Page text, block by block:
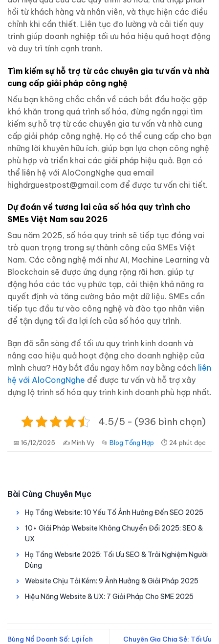
hồi từ khách hàng và nhân viên, và thực hiện các điều
chỉnh khi cần thiết. Liên tục đo lường và cải tiến quy
trình giúp doanh nghiệp tối ưu hóa hiệu quả hoạt động
và duy trì tính cạnh tranh.
Tìm kiếm sự hỗ trợ từ các chuyên gia tư vấn và nhà
cung cấp giải pháp công nghệ
Nếu bạn không chắc chắn về cách bắt đầu hoặc gặp
khó khăn trong quá trình số hóa, đừng ngần ngại tìm
kiếm sự hỗ trợ từ các chuyên gia tư vấn và nhà cung
cấp giải pháp công nghệ. Họ có thể cung cấp cho bạn
những lời khuyên hữu ích, giúp bạn lựa chọn công nghệ
phù hợp và triển khai các giải pháp hiệu quả. Bạn có
thể liên hệ với AloCongNghe qua email
highdrguestpost@gmail.com để được tư vấn chi tiết.
Dự đoán về tương lai của số hóa quy trình cho
SMEs Việt Nam sau 2025
Sau năm 2025, số hóa quy trình sẽ tiếp tục đóng vai
trò quan trọng trong sự thành công của SMEs Việt
Nam. Các công nghệ mới như AI, Machine Learning và
Blockchain sẽ được ứng dụng rộng rãi hơn, giúp tự
động hóa các tác vụ phức tạp, cải thiện khả năng ra
quyết định và tăng cường bảo mật dữ liệu. SMEs cần
tiếp tục đầu tư vào công nghệ và đào tạo nhân viên
để tận dụng tối đa lợi ích của số hóa quy trình.
Bạn đã sẵn sàng để tối ưu quy trình kinh doanh và
nâng cao hiệu quả hoạt động cho doanh nghiệp của
mình chưa? Hãy bắt đầu ngay hôm nay bằng cách liên
hệ với AloCongNghe để được tư vấn và hỗ trợ xây
dựng lộ trình số hóa quy trình kinh doanh phù hợp nhất.
4.5/5 - (936 bình chọn)
📅 16/12/2025 ✍️ Minh Vy 📂 Blog Tổng Hợp ⏱ 24 phút đọc
Bài Cùng Chuyên Mục
Hạ Tầng Website: 10 Yếu Tố Ảnh Hưởng Đến SEO 2025
10+ Giải Pháp Website Không Chuyển Đổi 2025: SEO &
UX
Hạ Tầng Website 2025: Tối Ưu SEO & Trải Nghiệm Người
Dùng
Website Chịu Tải Kém: 9 Ảnh Hưởng & Giải Pháp 2025
Hiệu Năng Website & UX: 7 Giải Pháp Cho SME 2025
Bùng Nổ Doanh Số: Lợi Ích
Chuyên Gia Chia Sẻ: Tối Ưu